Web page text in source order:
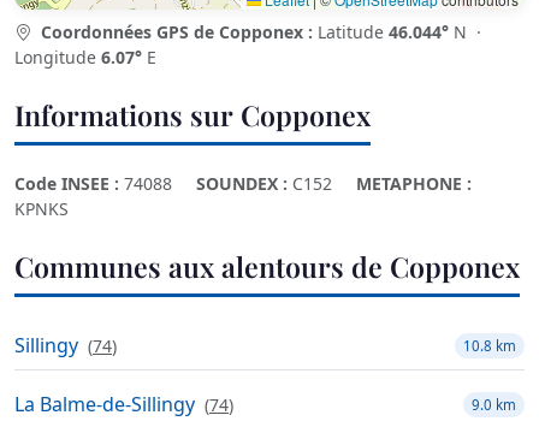
Coordonnées GPS de Copponex : Latitude 46.044° N ·
Longitude 6.07° E
Informations sur Copponex
Code INSEE : 74088 SOUNDEX : C152
METAPHONE :
KPNKS
Communes aux alentours de Copponex
Sillingy (74) 10.8 km
La Balme-de-Sillingy (74) 9.0 km